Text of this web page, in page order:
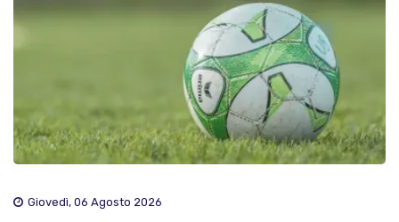
Giovedì, 06 Agosto 2026